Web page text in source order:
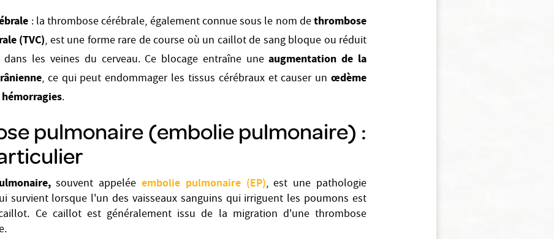
: la thrombose cérébrale, également connue sous le nom dethrombose
(TVC), est une forme rare de course où un caillot de sang bloque ou réduit
les veines du cerveau. Ce blocage entraîne uneaugmentation de la
, ce qui peut endommager les tissus cérébraux et causer unœdème
hémorragies.
pulmonaire (embolie pulmonaire) :
souvent appeléeembolie pulmonaire (EP), est une pathologie
survient lorsque l'un des vaisseaux sanguins qui irriguent les poumons est
Ce caillot est généralement issu de la migration d'une thrombose